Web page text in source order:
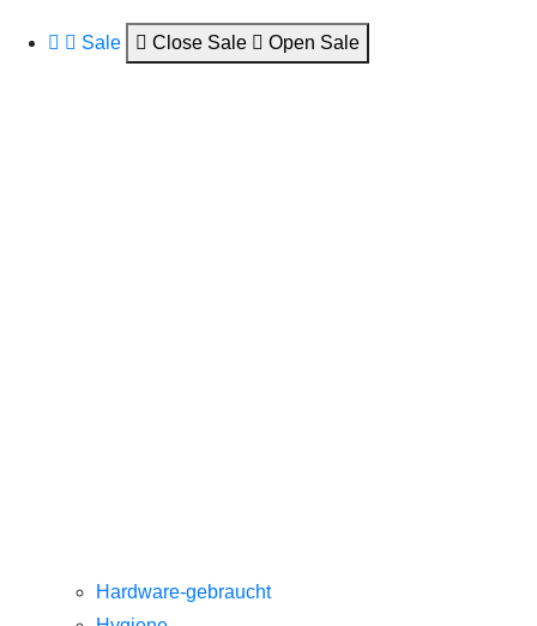
Sale Close Sale Open Sale
Hardware-gebraucht